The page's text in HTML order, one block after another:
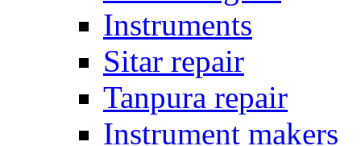
Instruments
Sitar repair
Tanpura repair
Instrument makers